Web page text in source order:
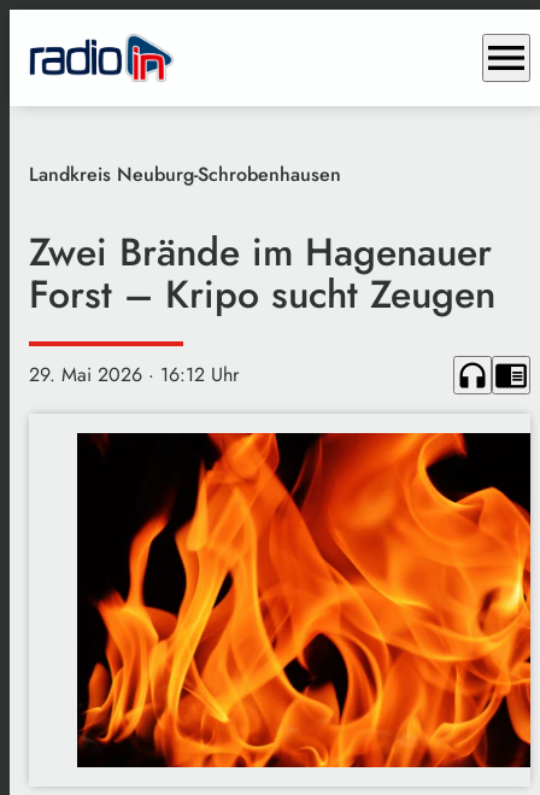
menu
Landkreis Neuburg-Schrobenhausen
Zwei Brände im Hagenauer
Forst – Kripo sucht Zeugen
29. Mai 2026 · 16:12 Uhr headphones chrome_reader_mode